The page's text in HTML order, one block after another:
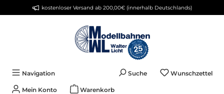
Zum Hauptinhalt springenkostenloser Versand ab 200,00€ (innerhalb Deutschlands)
Navigation Suche WunschzettelDu
Mein Konto Warenkorb